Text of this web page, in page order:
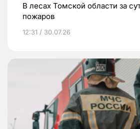
В лесах Томской области за
пожаров
12:31 / 30.07.26